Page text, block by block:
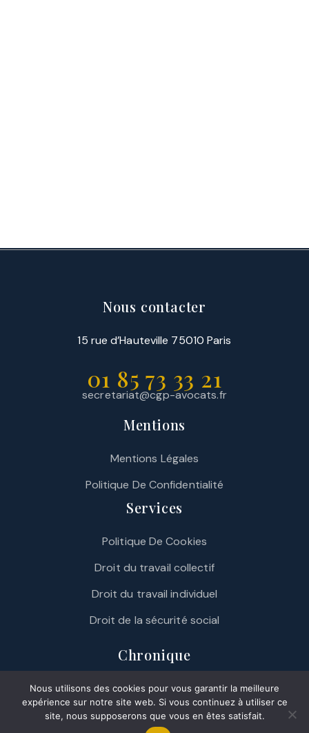
Nous contacter
15 rue d’Hauteville 75010 Paris
01 85 73 33 21
secretariat@cgp-avocats.fr
Mentions
Mentions Légales
Politique De Confidentialité
Services
Politique De Cookies
Droit du travail collectif
Droit du travail individuel
Droit de la sécurité social
Chronique
L’actualité législative, règlementaire et jurisprudentielle
rendue compréhensible pour les non professionnels du
droit social
Nous utilisons des cookies pour vous garantir la meilleure
expérience sur notre site web. Si vous continuez à utiliser ce
site, nous supposerons que vous en êtes satisfait.